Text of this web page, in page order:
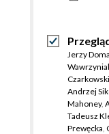
Jerzy
Czarkowski
Andrzej
Mahoney,
Tadeusz
Prewęcka